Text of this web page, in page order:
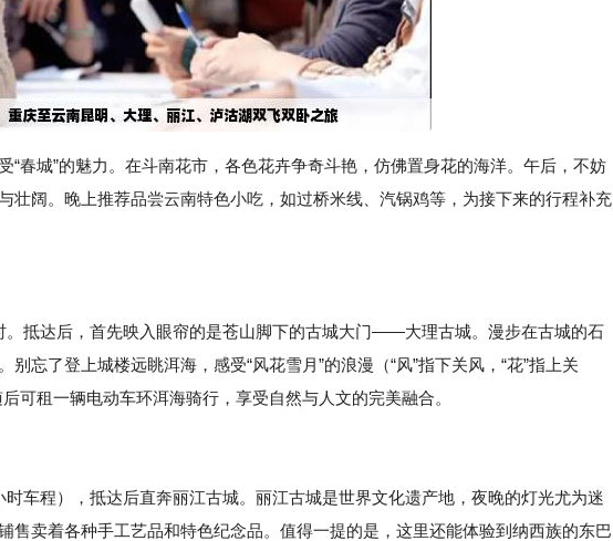
“春城”的魅力。在斗南花市，各色花卉争奇斗艳，仿佛置身花的海洋。午后，不妨
壮阔。晚上推荐品尝云南特色小吃，如过桥米线、汽锅鸡等，为接下来的行程补充
。抵达后，首先映入眼帘的是苍山脚下的古城大门——大理古城。漫步在古城的石
忘了登上城楼远眺洱海，感受“风花雪月”的浪漫（“风”指下关风，“花”指上关
可租一辆电动车环洱海骑行，享受自然与人文的完美融合。
车程），抵达后直奔丽江古城。丽江古城是世界文化遗产地，夜晚的灯光尤为迷
售卖着各种手工艺品和特色纪念品。值得一提的是，这里还能体验到纳西族的东巴